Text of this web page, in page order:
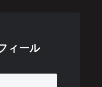
ィール